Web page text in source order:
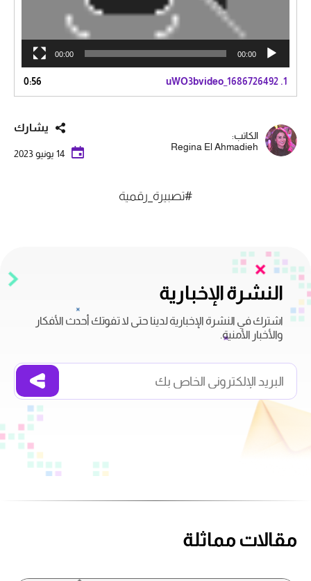
00:00
00:00
1.
uWO3bvideo_1686726492
0:56
الكاتب:
Regina El Ahmadieh
يشارك
14 يونيو 2023
#تصبيرة_رقمية
النشرة الإخبارية
اشترك في النشرة الإخبارية لدينا حتى لا تفوتك أحدث الأفكار
والأخبار الأمنية.
مقالات مماثلة